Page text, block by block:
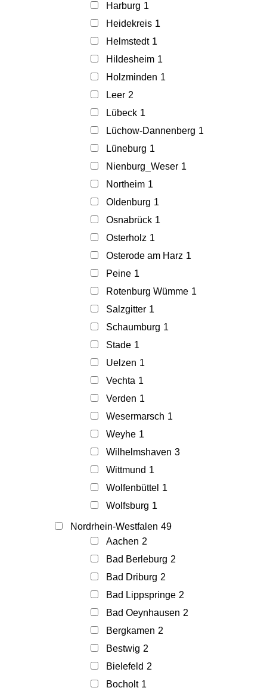
Harburg 1
Heidekreis 1
Helmstedt 1
Hildesheim 1
Holzminden 1
Leer 2
Lübeck 1
Lüchow-Dannenberg 1
Lüneburg 1
Nienburg_Weser 1
Northeim 1
Oldenburg 1
Osnabrück 1
Osterholz 1
Osterode am Harz 1
Peine 1
Rotenburg Wümme 1
Salzgitter 1
Schaumburg 1
Stade 1
Uelzen 1
Vechta 1
Verden 1
Wesermarsch 1
Weyhe 1
Wilhelmshaven 3
Wittmund 1
Wolfenbüttel 1
Wolfsburg 1
Nordrhein-Westfalen 49
Aachen 2
Bad Berleburg 2
Bad Driburg 2
Bad Lippspringe 2
Bad Oeynhausen 2
Bergkamen 2
Bestwig 2
Bielefeld 2
Bocholt 1